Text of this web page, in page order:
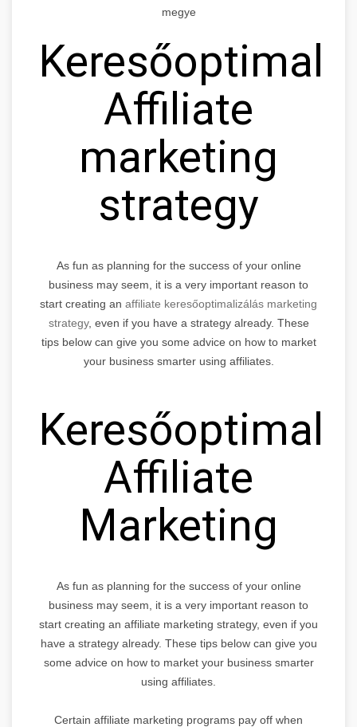
megye
Affiliate
marketing
strategy
As fun as planning for the success of your online
business may seem, it is a very important reason to
start creating an affiliate keresőoptimalizálás marketing
strategy, even if you have a strategy already. These
tips below can give you some advice on how to market
your business smarter using affiliates.
Affiliate
Marketing
As fun as planning for the success of your online
business may seem, it is a very important reason to
start creating an affiliate marketing strategy, even if you
have a strategy already. These tips below can give you
some advice on how to market your business smarter
using affiliates.
Certain affiliate marketing programs pay off when